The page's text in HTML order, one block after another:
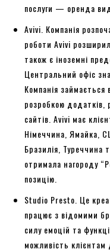
послуги — оренда
Avivi. Компанія
роботи Avivi
також є іноземні
Центральний офіс
Компанія займається
розробкою
сайтів. Avivi має
Німеччина, Ямайка,
Бразилія, Туреччина
отримала нагороду
позицію.
Studio Presto. Це
працює з відомими
силу емоцій та
можливість клієнтам